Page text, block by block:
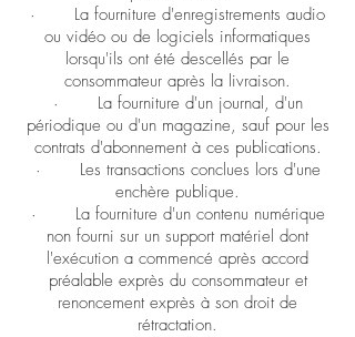
· La fourniture d'enregistrements audio
ou vidéo ou de logiciels informatiques
lorsqu'ils ont été descellés par le
consommateur après la livraison.
· La fourniture d'un journal, d'un
périodique ou d'un magazine, sauf pour les
contrats d'abonnement à ces publications.
· Les transactions conclues lors d'une
enchère publique.
· La fourniture d'un contenu numérique
non fourni sur un support matériel dont
l'exécution a commencé après accord
préalable exprès du consommateur et
renoncement exprès à son droit de
rétractation.